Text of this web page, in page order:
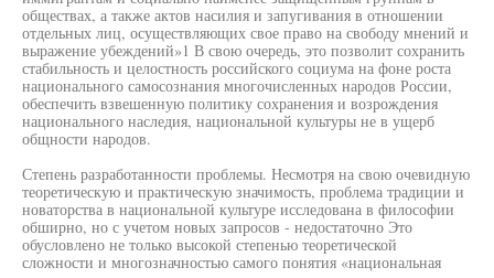
обществах, а также актов насилия и запугивания в отношении
отдельных лиц, осуществляющих свое право на свободу мнений и
выражение убеждений»1 В свою очередь, это позволит сохранить
стабильность и целостность российского социума на фоне роста
национального самосознания многочисленных народов России,
обеспечить взвешенную политику сохранения и возрождения
национального наследия, национальной культуры не в ущерб
общности народов.
Степень разработанности проблемы. Несмотря на свою очевидную
теоретическую и практическую значимость, проблема традиции и
новаторства в национальной культуре исследована в философии
обширно, но с учетом новых запросов - недостаточно Это
обусловлено не только высокой степенью теоретической
сложности и многозначностью самого понятия «национальная